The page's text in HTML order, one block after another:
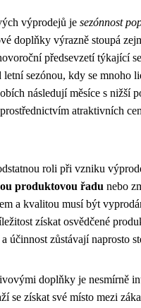
výprodejů je sezónnost
doplňky výrazně stoupá
předsevzetí týkající
sezónou, kdy se mnoho
následují měsíce s nižší
atraktivních
roli při vzniku
produktovou řadu nebo
a kvalitou musí být
získat osvědčené
účinnost zůstávají naprosto
doplňky je nesmírně
se získat své místo mezi